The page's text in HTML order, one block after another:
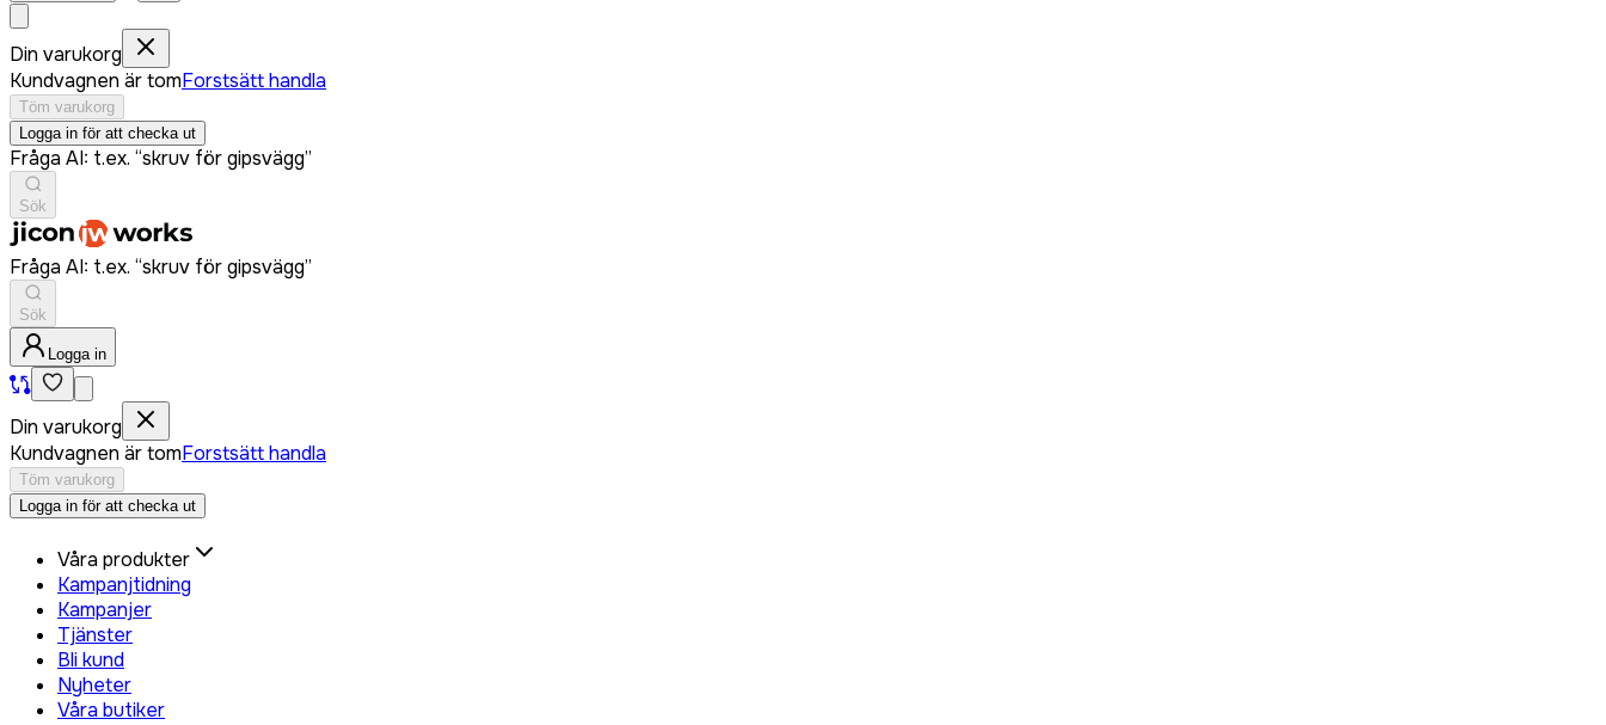
Din varukorg
Kundvagnen är tomForstsätt handla
Töm varukorg
Logga in för att checka ut
Fråga AI: t.ex. “skruv för gipsvägg”
Sök
Fråga AI: t.ex. “skruv för gipsvägg”
Sök
Logga in
Din varukorg
Kundvagnen är tomForstsätt handla
Töm varukorg
Logga in för att checka ut
Våra produkter
Kampanjtidning
Kampanjer
Tjänster
Bli kund
Nyheter
Våra butiker